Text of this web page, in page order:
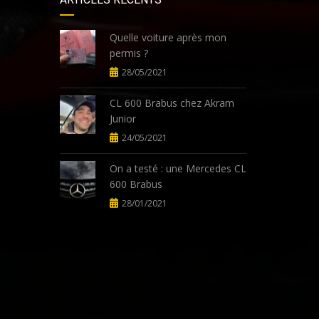
Quelle voiture après mon
permis ?
28/05/2021
CL 600 Brabus chez Akram
Junior
24/05/2021
On a testé : une Mercedes CL
600 Brabus
28/01/2021